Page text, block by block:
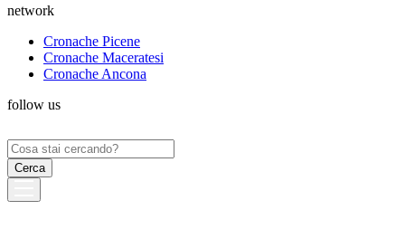
network
Cronache Picene
Cronache Maceratesi
Cronache Ancona
follow us
Ricerca
per: